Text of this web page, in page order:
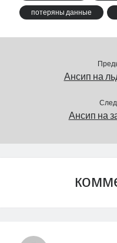
потеряны данные
Ансип на
Ансип на